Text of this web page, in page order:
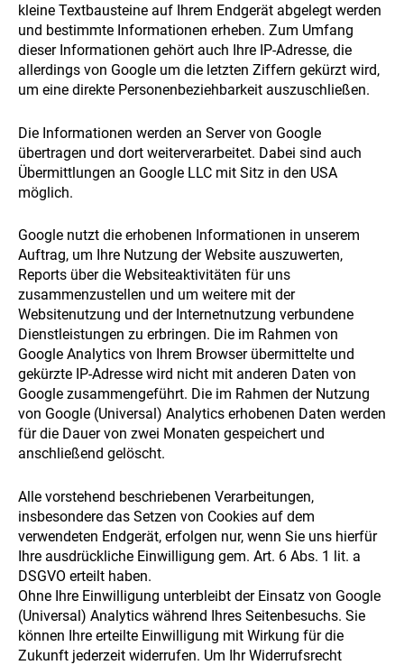
kleine Textbausteine auf Ihrem Endgerät abgelegt werden
und bestimmte Informationen erheben. Zum Umfang
dieser Informationen gehört auch Ihre IP-Adresse, die
allerdings von Google um die letzten Ziffern gekürzt wird,
um eine direkte Personenbeziehbarkeit auszuschließen.
Die Informationen werden an Server von Google
übertragen und dort weiterverarbeitet. Dabei sind auch
Übermittlungen an Google LLC mit Sitz in den USA
möglich.
Google nutzt die erhobenen Informationen in unserem
Auftrag, um Ihre Nutzung der Website auszuwerten,
Reports über die Websiteaktivitäten für uns
zusammenzustellen und um weitere mit der
Websitenutzung und der Internetnutzung verbundene
Dienstleistungen zu erbringen. Die im Rahmen von
Google Analytics von Ihrem Browser übermittelte und
gekürzte IP-Adresse wird nicht mit anderen Daten von
Google zusammengeführt. Die im Rahmen der Nutzung
von Google (Universal) Analytics erhobenen Daten werden
für die Dauer von zwei Monaten gespeichert und
anschließend gelöscht.
Alle vorstehend beschriebenen Verarbeitungen,
insbesondere das Setzen von Cookies auf dem
verwendeten Endgerät, erfolgen nur, wenn Sie uns hierfür
Ihre ausdrückliche Einwilligung gem. Art. 6 Abs. 1 lit. a
DSGVO erteilt haben.
Ohne Ihre Einwilligung unterbleibt der Einsatz von Google
(Universal) Analytics während Ihres Seitenbesuchs. Sie
können Ihre erteilte Einwilligung mit Wirkung für die
Zukunft jederzeit widerrufen. Um Ihr Widerrufsrecht